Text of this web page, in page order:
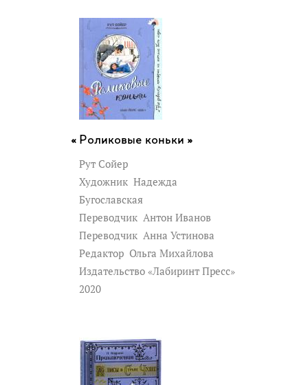
Роликовые коньки »
Рут Сойер
Художник Надежда
Бугославская
Переводчик Антон Иванов
Переводчик Анна Устинова
Редактор Ольга Михайлова
Издательство «Лабиринт Пресс»
2020